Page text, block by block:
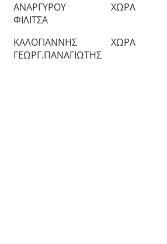
ΑΝΑΡΓΥΡΟΥ
ΦΙΛΙΤΣΑ
ΧΩΡΑ
ΚΑΛΟΓΙΑΝΝΗΣ
ΓΕΩΡΓ.ΠΑΝΑΓΙΩΤΗΣ
ΧΩΡΑ